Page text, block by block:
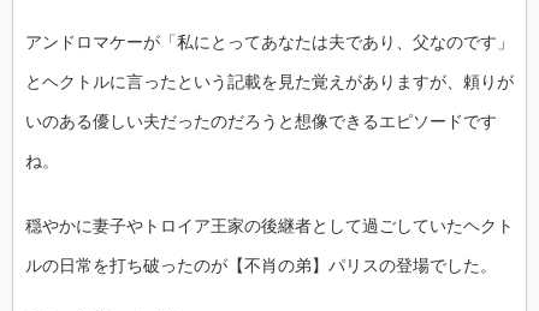
アンドロマケーが「私にとってあなたは夫であり、父なのです」
とヘクトルに言ったという記載を見た覚えがありますが、頼りが
いのある優しい夫だったのだろうと想像できるエピソードです
ね。
穏やかに妻子やトロイア王家の後継者として過ごしていたヘクト
ルの日常を打ち破ったのが【不肖の弟】パリスの登場でした。